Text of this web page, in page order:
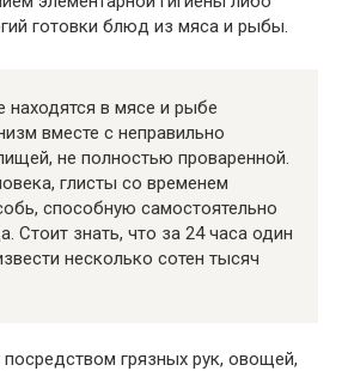
готовки блюд из мяса и рыбы.
находятся в мясе и рыбе
вместе с неправильно
не полностью проваренной.
глисты со временем
способную самостоятельно
Стоит знать, что за 24 часа один
несколько сотен тысяч
посредством грязных рук, овощей,